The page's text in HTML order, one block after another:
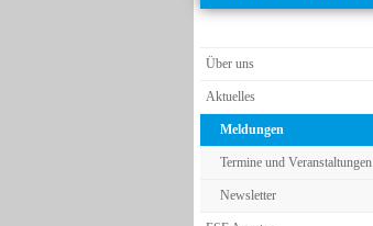
Über uns
Aktuelles
Meldungen
Termine und Veranstaltungen
Newsletter